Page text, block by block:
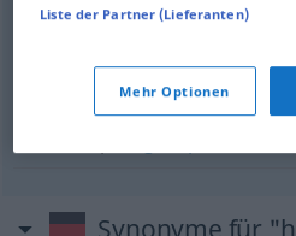
WürdenSiemirfreundlicherweise
jemandem auf die Sprünge helfen
Synonyme für
Liste der Partner (Lieferanten)
Mehr Optionen